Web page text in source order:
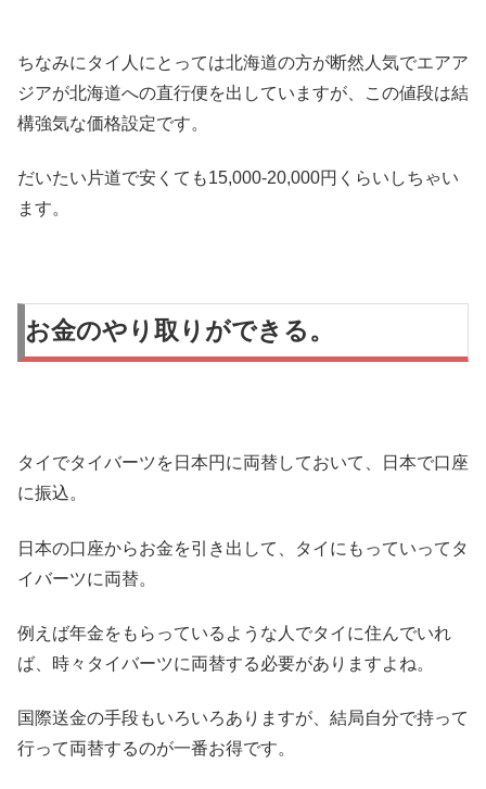
ちなみにタイ人にとっては北海道の方が断然人気でエアア
ジアが北海道への直行便を出していますが、この値段は結
構強気な価格設定です。
だいたい片道で安くても15,000-20,000円くらいしちゃい
ます。
お金のやり取りができる。
タイでタイバーツを日本円に両替しておいて、日本で口座
に振込。
日本の口座からお金を引き出して、タイにもっていってタ
イバーツに両替。
例えば年金をもらっているような人でタイに住んでいれ
ば、時々タイバーツに両替する必要がありますよね。
国際送金の手段もいろいろありますが、結局自分で持って
行って両替するのが一番お得です。